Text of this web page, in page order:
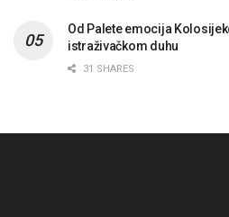
Od Palete emocija
istraživačkom duhu
31 SHARES